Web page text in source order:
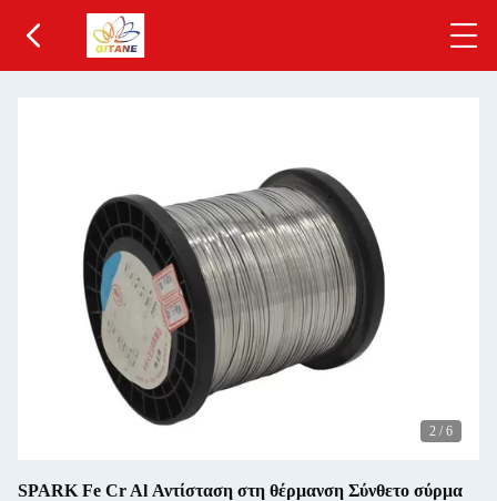
2 / 6
SPARK Fe Cr Al Αντίσταση στη θέρμανση Σύνθετο σύρμα